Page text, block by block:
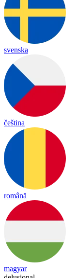
svenska
čeština
română
magyar